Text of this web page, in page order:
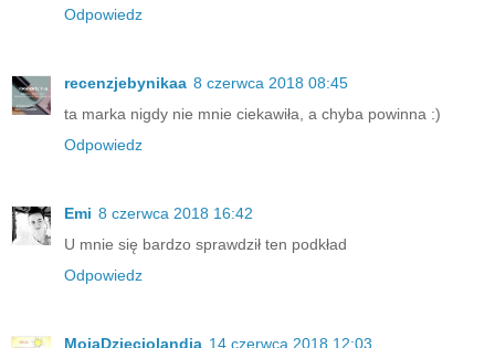
Odpowiedz
recenzjebynikaa 8 czerwca 2018 08:45
ta marka nigdy nie mnie ciekawiła, a chyba powinna :)
Odpowiedz
Emi 8 czerwca 2018 16:42
U mnie się bardzo sprawdził ten podkład
Odpowiedz
MojaDzieciolandia 14 czerwca 2018 12:03